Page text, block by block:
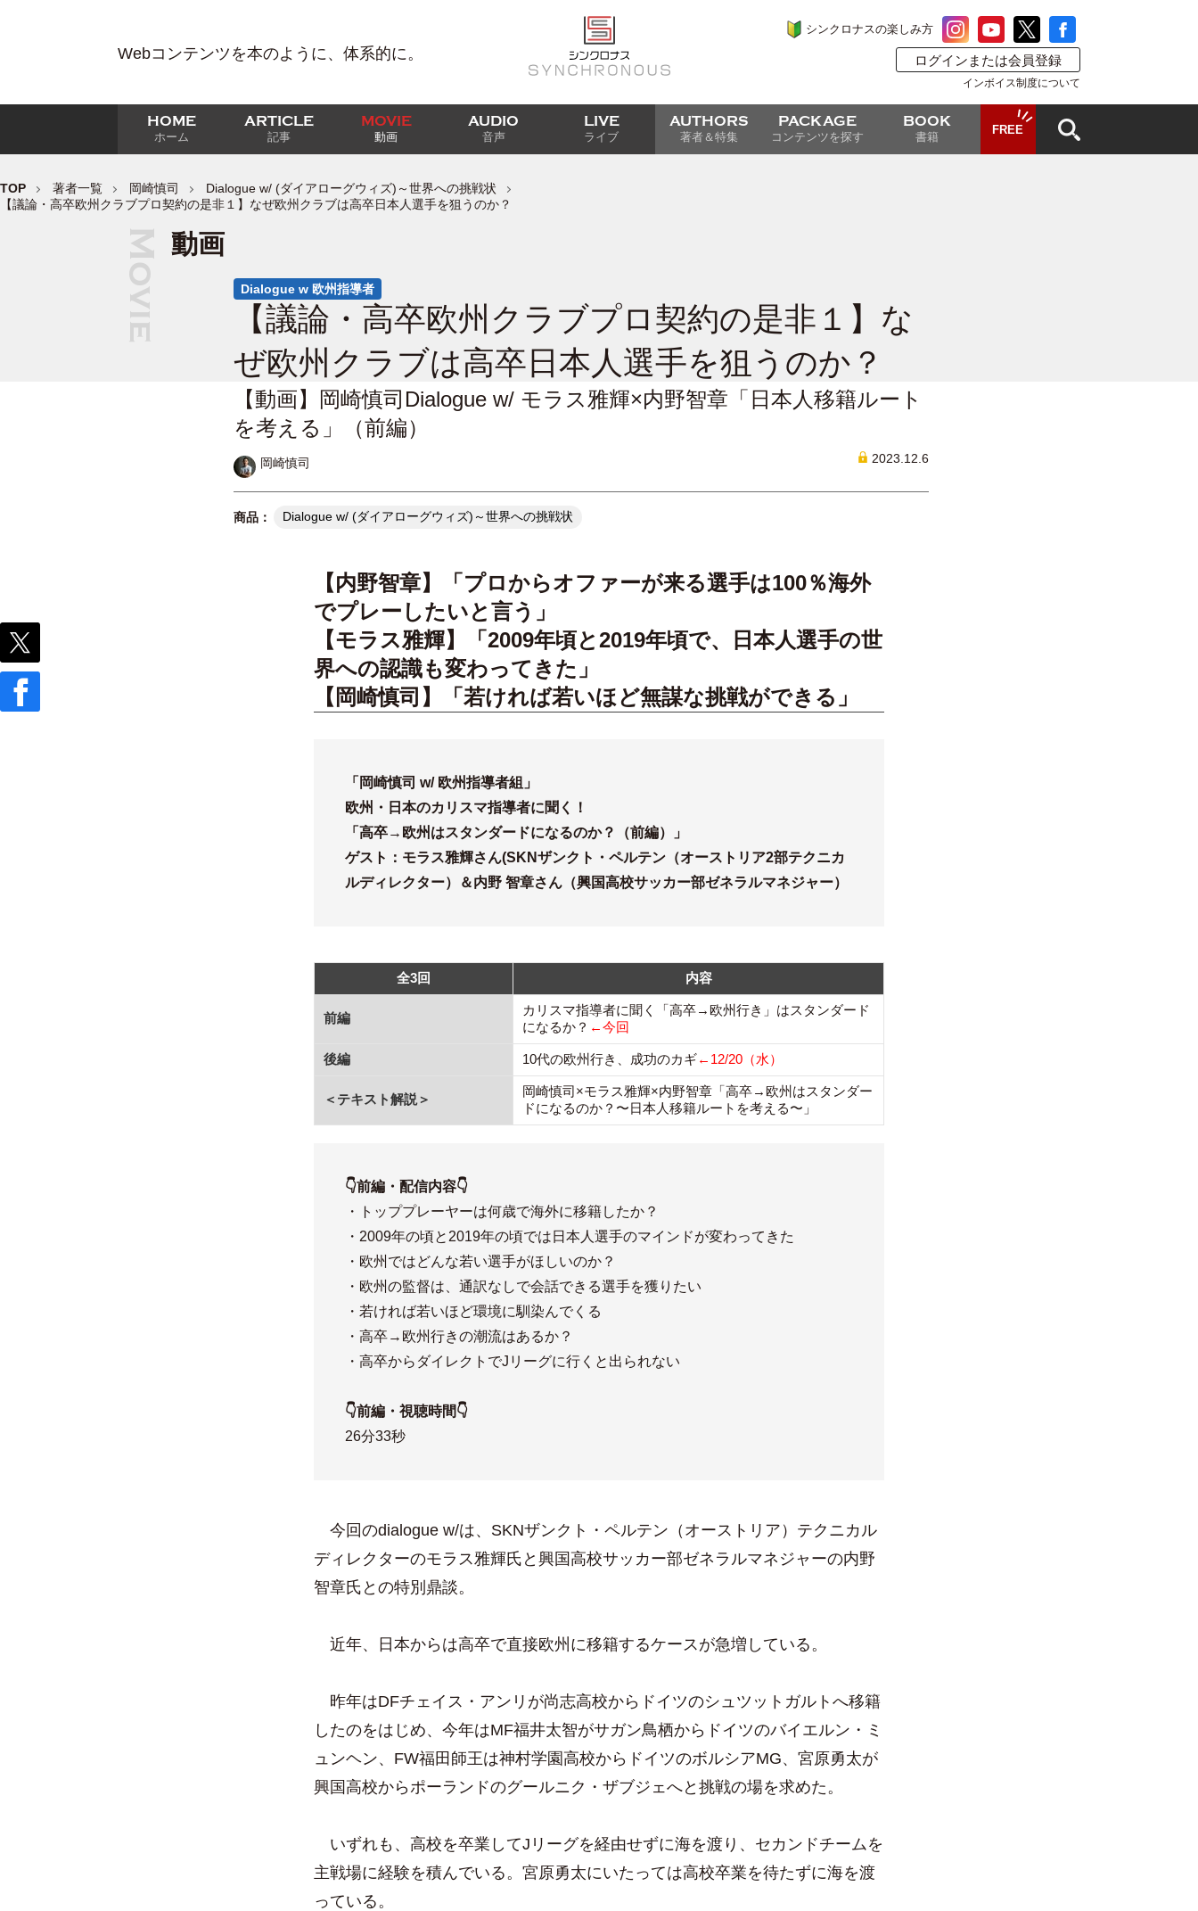
Webコンテンツを本のように、体系的に。
シンクロナスの楽しみ方
ログインまたは会員登録
インボイス制度について
HOME
ホーム
ARTICLE
記事
MOVIE
動画
AUDIO
音声
LIVE
ライブ
AUTHORS
著者＆特集
PACKAGE
コンテンツを探す
BOOK
書籍
FREE
TOP 著者一覧 岡崎慎司
Dialogue w/ (ダイアローグウィズ)～世界への挑戦状
【議論・高卒欧州クラブプロ契約の是非１】なぜ欧州クラブは高卒日本人選手を狙うのか？
動画
Dialogue w 欧州指導者
【議論・高卒欧州クラブプロ契約の是非１】な
ぜ欧州クラブは高卒日本人選手を狙うのか？
【動画】岡崎慎司Dialogue w/ モラス雅輝×内野智章「日本人移籍ルート
を考える」（前編）
岡崎慎司 2023.12.6
Dialogue w/ (ダイアローグウィズ)～世界への挑戦状
【内野智章】「プロからオファーが来る選手は100％海外
でプレーしたいと言う」
【モラス雅輝】「2009年頃と2019年頃で、日本人選手の世
界への認識も変わってきた」
【岡崎慎司】「若ければ若いほど無謀な挑戦ができる」
「岡崎慎司 w/ 欧州指導者組」
欧州・日本のカリスマ指導者に聞く！
「高卒→欧州はスタンダードになるのか？（前編）」
ゲスト：モラス雅輝さん(SKNザンクト・ペルテン（オーストリア2部テクニカ
ルディレクター）＆内野 智章さん（興国高校サッカー部ゼネラルマネジャー）
全3回 内容
前編
カリスマ指導者に聞く「高卒→欧州行き」はスタンダード
になるか？ ←今回
後編 10代の欧州行き、成功のカギ←12/20（水）
＜テキスト解説＞
岡崎慎司×モラス雅輝×内野智章「高卒→欧州はスタンダー
ドになるのか？〜日本人移籍ルートを考える〜」
👇前編・配信内容👇
・トッププレーヤーは何歳で海外に移籍したか？
・2009年の頃と2019年の頃では日本人選手のマインドが変わってきた
・欧州ではどんな若い選手がほしいのか？
・欧州の監督は、通訳なしで会話できる選手を獲りたい
・若ければ若いほど環境に馴染んでくる
・高卒→欧州行きの潮流はあるか？
・高卒からダイレクトでJリーグに行くと出られない
👇前編・視聴時間👇
26分33秒
今回のdialogue w/は、SKNザンクト・ペルテン（オーストリア）テクニカル
ディレクターのモラス雅輝氏と興国高校サッカー部ゼネラルマネジャーの内野
智章氏との特別鼎談。
近年、日本からは高卒で直接欧州に移籍するケースが急増している。
昨年はDFチェイス・アンリが尚志高校からドイツのシュツットガルトへ移籍
したのをはじめ、今年はMF福井太智がサガン鳥栖からドイツのバイエルン・ミ
ュンヘン、FW福田師王は神村学園高校からドイツのボルシアMG、宮原勇太が
興国高校からポーランドのグールニク・ザブジェへと挑戦の場を求めた。
いずれも、高校を卒業してJリーグを経由せずに海を渡り、セカンドチームを
主戦場に経験を積んでいる。宮原勇太にいたっては高校卒業を待たずに海を渡
っている。